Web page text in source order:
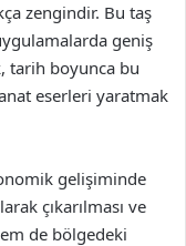
zengindir. Bu taş
geniş
tarih boyunca bu
eserleri yaratmak
gelişiminde
çıkarılması ve
de bölgedeki